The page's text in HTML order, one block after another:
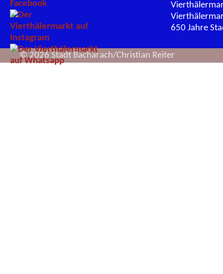
650 Jahre
© 2026 Stadt Bacharach/Christian Reiter